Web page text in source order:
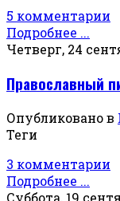
5 комментарии
Подробнее ...
Четверг, 24
Православный
Опубликовано в
Теги
3 комментарии
Подробнее ...
Суббота, 19